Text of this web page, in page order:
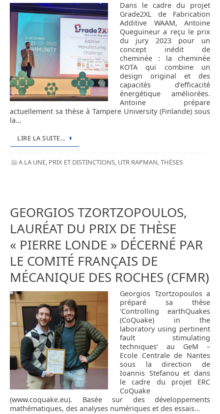
Dans le cadre du projet
Grade2XL de Fabrication
Additive WAAM, Antoine
Queguineur a reçu le prix
du jury 2023 pour un
concept inédit de
cheminée : la cheminée
KOTA qui combine un
design original et des
capacités d’efficacité
énergétique améliorées.
Antoine prépare
actuellement sa thèse à Tampere University (Finlande) sous
la…
LIRE LA SUITE…
A LA UNE, PRIX ET DISTINCTIONS, UTR RAPMAN,THÈSES
GEORGIOS TZORTZOPOULOS,
LAURÉAT DU PRIX DE THÈSE
« PIERRE LONDE » DÉCERNÉ PAR
LE COMITÉ FRANÇAIS DE
MÉCANIQUE DES ROCHES (CFMR)
Georgios Tzortzopoulos a
préparé sa thèse
‘Controlling earthQuakes
(CoQuake) in the
laboratory using pertinent
fault stimulating
techniques’ au GeM –
Ecole Centrale de Nantes
sous la direction de
Ioannis Stefanou et dans
le cadre du projet ERC
CoQuake
(www.coquake.eu). Basée sur des développements
mathématiques, des analyses numériques et des essais…